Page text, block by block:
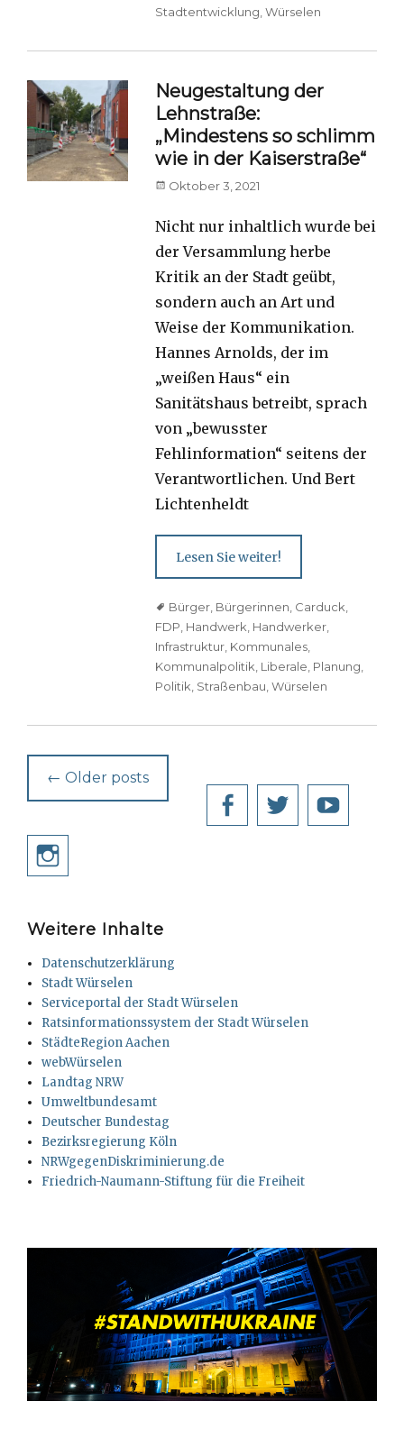
Stadtentwicklung ,Würselen
Neugestaltung der
Lehnstraße:
„Mindestens so schlimm
wie in der Kaiserstraße“
Posted
Oktober 3, 2021
Nicht nur inhaltlich wurde bei
der Versammlung herbe
Kritik an der Stadt geübt,
sondern auch an Art und
Weise der Kommunikation.
Hannes Arnolds, der im
„weißen Haus“ ein
Sanitätshaus betreibt, sprach
von „bewusster
Fehlinformation“ seitens der
Verantwortlichen. Und Bert
Lichtenheldt
Lesen Sie weiter!
TagsBürger Bürgerinnen Carduck
FDP Handwerk Handwerker
Infrastruktur Kommunales
Kommunalpolitik Liberale Planung
Politik Straßenbau ,Würselen
navigation
← Older posts
Facebook
Twitter
Weitere Inhalte
Datenschutzerklärung
Stadt Würselen
Serviceportal der Stadt Würselen
Ratsinformationssystem der Stadt Würselen
StädteRegion Aachen
webWürselen
Landtag NRW
Umweltbundesamt
Deutscher Bundestag
Bezirksregierung Köln
NRWgegenDiskriminierung.de
Friedrich-Naumann-Stiftung für die Freiheit